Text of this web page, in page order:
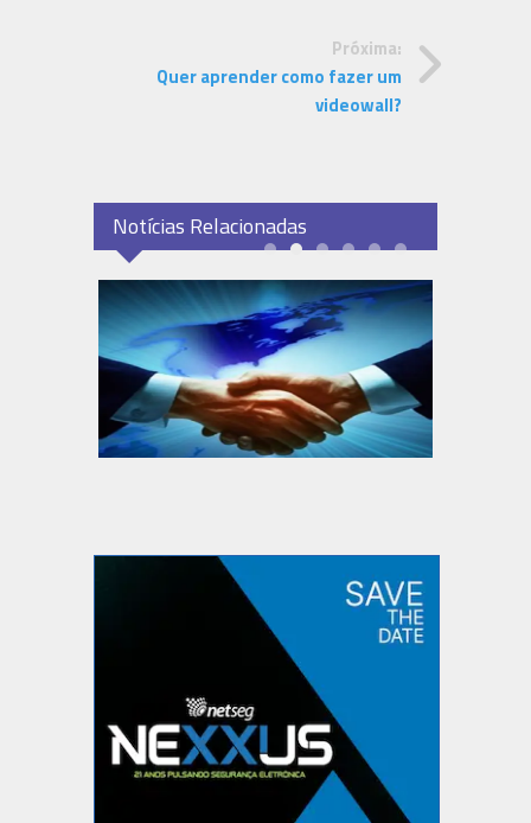
Próxima:
Quer aprender como fazer um
videowall?
Notícias Relacionadas